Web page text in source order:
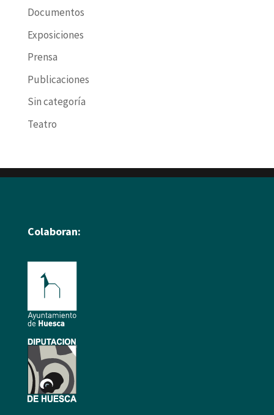
Documentos
Exposiciones
Prensa
Publicaciones
Sin categoría
Teatro
Colaboran: